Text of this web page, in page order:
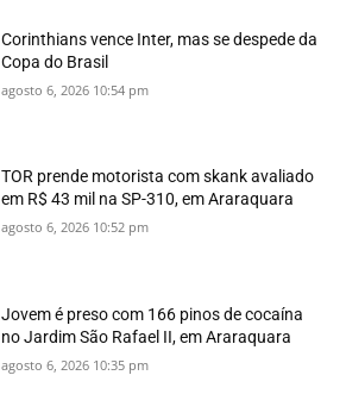
Corinthians vence Inter, mas se despede da
Copa do Brasil
agosto 6, 2026 10:54 pm
TOR prende motorista com skank avaliado
em R$ 43 mil na SP-310, em Araraquara
agosto 6, 2026 10:52 pm
Jovem é preso com 166 pinos de cocaína
no Jardim São Rafael II, em Araraquara
agosto 6, 2026 10:35 pm